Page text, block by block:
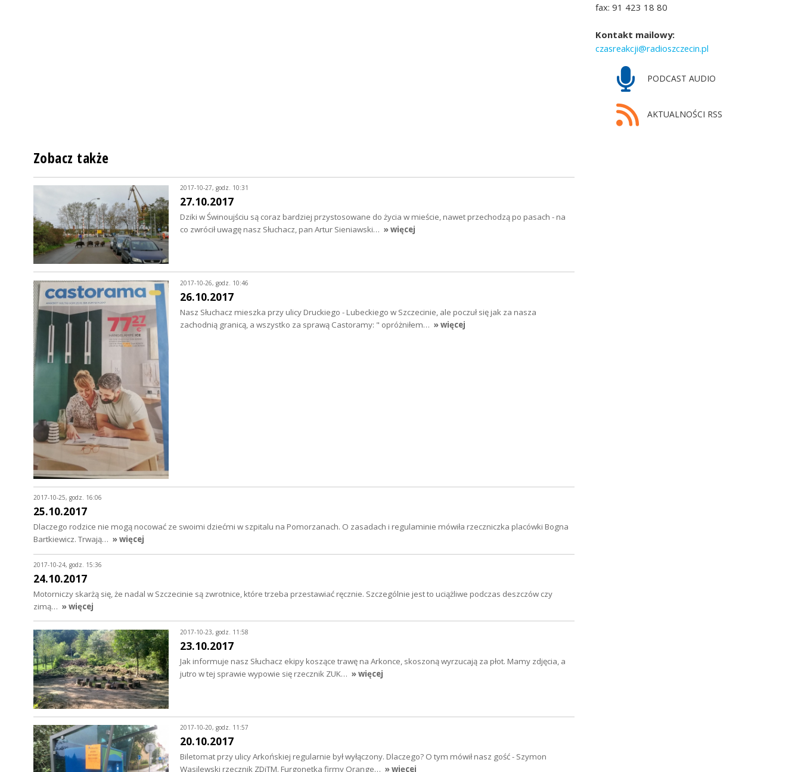
fax: 91 423 18 80
Kontakt mailowy:
czasreakcji@radioszczecin.pl
PODCAST AUDIO
AKTUALNOŚCI RSS
Zobacz także
2017-10-27, godz. 10:31
27.10.2017
Dziki w Świnoujściu są coraz bardziej przystosowane do życia w mieście, nawet przechodzą po pasach - na
co zwrócił uwagę nasz Słuchacz, pan Artur Sieniawski… » więcej
2017-10-26, godz. 10:46
26.10.2017
Nasz Słuchacz mieszka przy ulicy Druckiego - Lubeckiego w Szczecinie, ale poczuł się jak za nasza
zachodnią granicą, a wszystko za sprawą Castoramy: " opróżniłem… » więcej
2017-10-25, godz. 16:06
25.10.2017
Dlaczego rodzice nie mogą nocować ze swoimi dziećmi w szpitalu na Pomorzanach. O zasadach i regulaminie mówiła rzeczniczka placówki Bogna
Bartkiewicz. Trwają… » więcej
2017-10-24, godz. 15:36
24.10.2017
Motorniczy skarżą się, że nadal w Szczecinie są zwrotnice, które trzeba przestawiać ręcznie. Szczególnie jest to uciążliwe podczas deszczów czy
zimą… » więcej
2017-10-23, godz. 11:58
23.10.2017
Jak informuje nasz Słuchacz ekipy koszące trawę na Arkonce, skoszoną wyrzucają za płot. Mamy zdjęcia, a
jutro w tej sprawie wypowie się rzecznik ZUK… » więcej
2017-10-20, godz. 11:57
20.10.2017
Biletomat przy ulicy Arkońskiej regularnie był wyłączony. Dlaczego? O tym mówił nasz gość - Szymon
Wasilewski rzecznik ZDiTM. Furgonetka firmy Orange… » więcej